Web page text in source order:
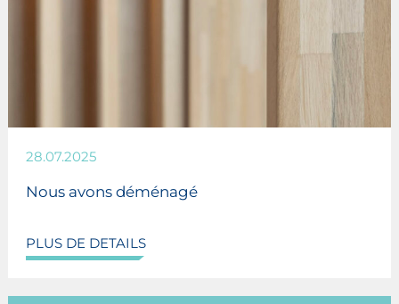
28.07.2025
Nous avons déménagé
PLUS DE DETAILS